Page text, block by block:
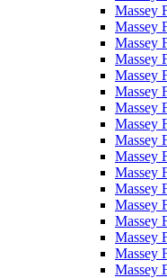
Massey
Massey
Massey
Massey
Massey
Massey
Massey
Massey
Massey
Massey
Massey
Massey
Massey
Massey
Massey
Massey
Massey